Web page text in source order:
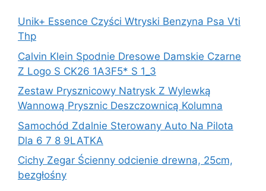
Unik+ Essence Czyści Wtryski Benzyna Psa Vti
Thp
Calvin Klein Spodnie Dresowe Damskie Czarne
Z Logo S CK26 1A3F5* S 1_3
Zestaw Prysznicowy Natrysk Z Wylewką
Wannową Prysznic Deszczownicą Kolumna
Samochód Zdalnie Sterowany Auto Na Pilota
Dla 6 7 8 9LATKA
Cichy Zegar Ścienny odcienie drewna, 25cm,
bezgłośny